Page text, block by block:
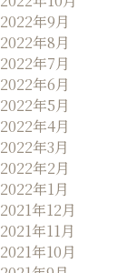
2022年9月
2022年8月
2022年7月
2022年6月
2022年5月
2022年4月
2022年3月
2022年2月
2022年1月
2021年12月
2021年11月
2021年10月